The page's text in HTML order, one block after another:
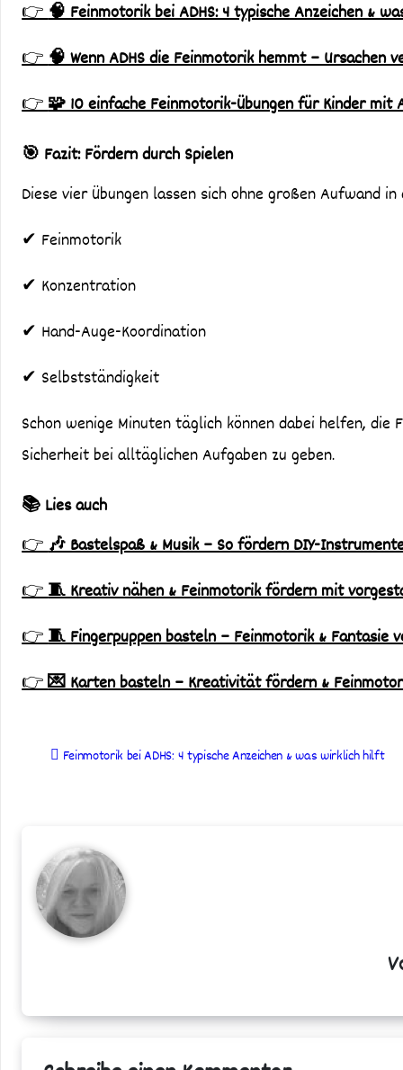
👉🧠 Feinmotorik bei ADHS: 4 typische Anzeichen &
👉🧠 Wenn ADHS die Feinmotorik hemmt – Ursachen
👉🧩 10 einfache Feinmotorik-Übungen für Kinder mit
🎯 Fazit: Fördern durch Spielen
Diese vier Übungen lassen sich ohne großen Aufwand
✔ Feinmotorik
✔ Konzentration
✔ Hand-Auge-Koordination
✔ Selbstständigkeit
Schon wenige Minuten täglich können dabei helfen,
Sicherheit bei alltäglichen Aufgaben zu geben.
📚 Lies auch
👉🎶 Bastelspaß & Musik – So fördern DIY-
👉🧵 Kreativ nähen & Feinmotorik fördern mit
👉🧵 Fingerpuppen basteln – Feinmotorik & Fantasie
👉💌 Karten basteln – Kreativität fördern &
Feinmotorik bei ADHS: 4 typische Anzeichen & was wirklich hilft